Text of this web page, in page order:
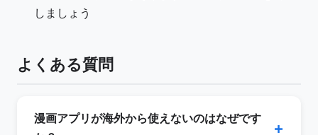
しましょう
よくある質問
漫画アプリが海外から使えないのはなぜです